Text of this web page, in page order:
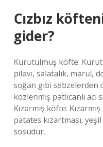
Cızbız
gider?
Kurutulmuş köfte:
pilavı, salatalık, marul,
soğan gibi sebzelerden
közlenmiş patlıcanlı
Kızarmış köfte:
patates kızartması,
sosudur.